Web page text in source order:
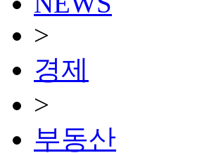
>
경제
>
부동산